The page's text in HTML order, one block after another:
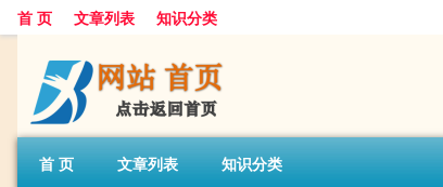
首 页 文章列表 知识分类
首 页 文章列表 知识分类